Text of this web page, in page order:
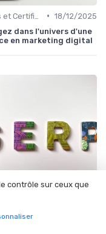
• 18/12/2025
dans l'univers d'une
en marketing digital
dans le BTS en
contrôle sur ceux que